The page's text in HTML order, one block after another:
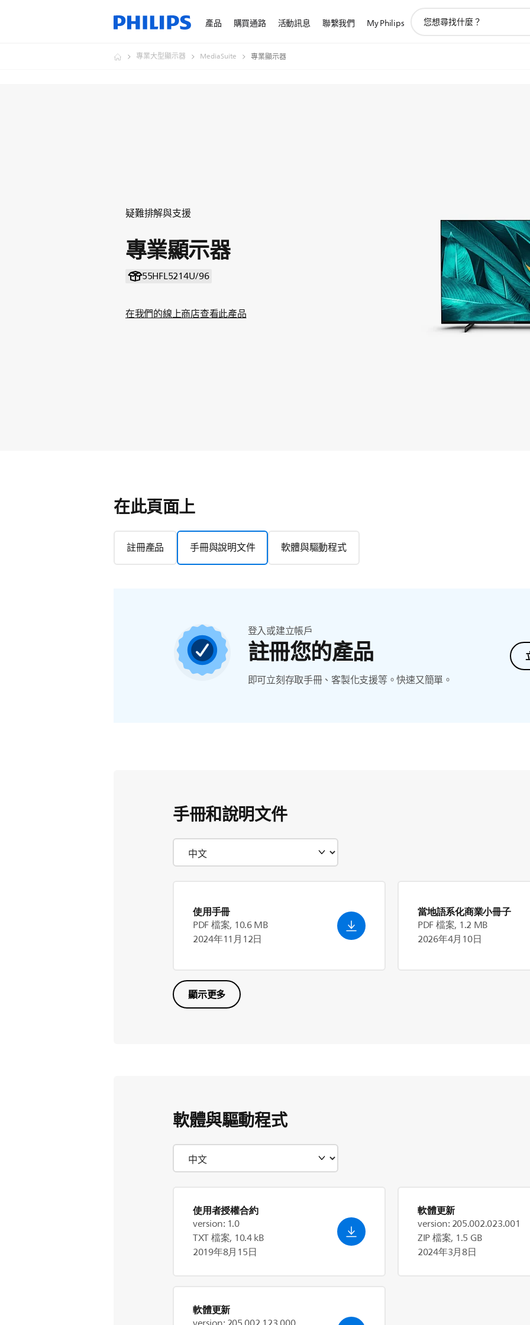
產品 購買通路 活動訊息 聯繫我們 My Philips
專業大型顯示器 MediaSuite 專業顯示器
疑難排解與支援
專業顯示器
55HFL5214U/96
在我們的線上商店查看此產品
在此頁面上
註冊產品 手冊與說明文件 軟體與驅動程式
登入或建立帳戶
註冊您的產品
即可立刻存取手冊、客製化支援等。快速又簡單。
手冊和說明文件
使用手冊
PDF 檔案, 10.6 MB
2024年11月12日
當地語系化商業小冊子
PDF 檔案, 1.2 MB
2026年4月10日
顯示更多
軟體與驅動程式
使用者授權合約
version: 1.0
TXT 檔案, 10.4 kB
2019年8月15日
軟體更新
version: 205.002.023.001
ZIP 檔案, 1.5 GB
2024年3月8日
軟體更新